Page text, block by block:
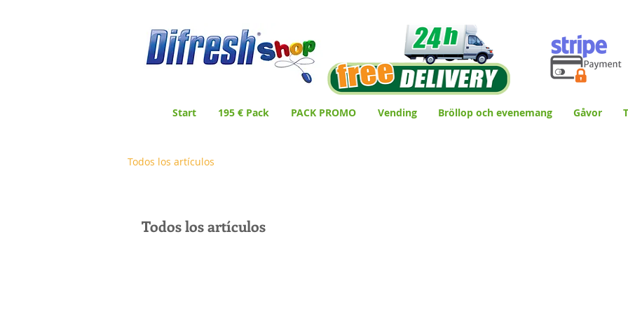
Start 195 € Pack PACK PROMO Vending Bröllop och evenemang Gåvor
Todos los artículos
Todos los artículos